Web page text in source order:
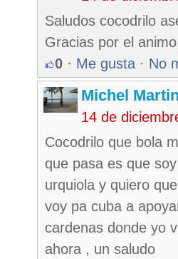
Saludos cocodrilo
Gracias por el
0 · Me gusta · No
Michel
14 de
Cocodrilo que bola
que pasa es que
urquiola y quiero
voy pa cuba a
cardenas donde yo
ahora , un saludo